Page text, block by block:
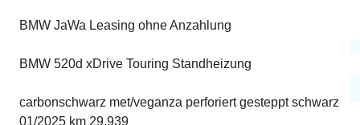
BMW JaWa Leasing ohne Anzahlung
BMW 520d xDrive Touring Standheizung
carbonschwarz met/veganza perforiert gesteppt schwarz
01/2025 km 29.939